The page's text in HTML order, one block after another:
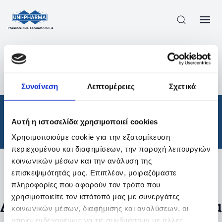
Συναίνεση Λεπτομέρειες Σχετικά
Αυτή η ιστοσελίδα χρησιμοποιεί cookies
Χρησιμοποιούμε cookie για την εξατομίκευση
περιεχομένου και διαφημίσεων, την παροχή λειτουργιών
κοινωνικών μέσων και την ανάλυση της
επισκεψιμότητάς μας. Επιπλέον, μοιραζόμαστε
πληροφορίες που αφορούν τον τρόπο που
χρησιμοποιείτε τον ιστότοπό μας με συνεργάτες
κοινωνικών μέσων, διαφήμισης και αναλύσεων, οι
οποίοι ενδεχομένως να τις συνδυάσουν με άλλες
ΠΡΟΪΟΝΤΑ
ΘΕΡΑΠΕΥΤΙΚΈΣ ΚΑΤΗΓΟΡΊΕΣ
/
ΑΠΟΤΕΛΕΣΜΑΤΑ ΑΝΑΖΗΤΗΣΗΣ
Θεραπευτικές Κατηγορίες
Φίλτρα
Δεν βρέθηκαν προϊόντα με τα